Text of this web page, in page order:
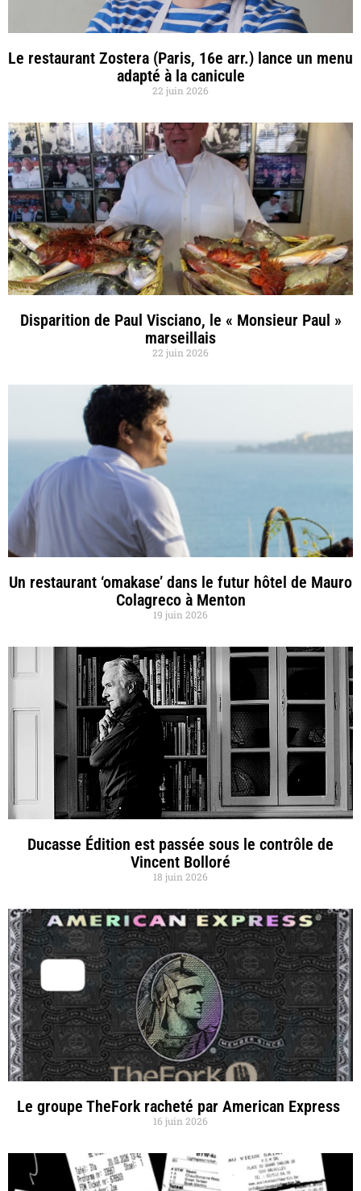
Le restaurant Zostera (Paris, 16e arr.) lance un menu
adapté à la canicule
22 juin 2026
Disparition de Paul Visciano, le « Monsieur Paul »
marseillais
22 juin 2026
Un restaurant ‘omakase’ dans le futur hôtel de Mauro
Colagreco à Menton
19 juin 2026
Ducasse Édition est passée sous le contrôle de
Vincent Bolloré
18 juin 2026
Le groupe TheFork racheté par American Express
16 juin 2026